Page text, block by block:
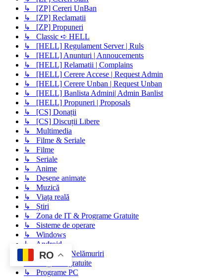
↳ [ZP] Cereri UnBan
↳ [ZP] Reclamatii
↳ [ZP] Propuneri
↳ Classic ➪ HELL
↳ [HELL] Regulament Server | Ruls
↳ [HELL] Anunturi | Annoucements
↳ [HELL] Relamatii | Complains
↳ [HELL] Cerere Accese | Request Admin
↳ [HELL] Cerere Unban | Request Unban
↳ [HELL] Banlista Admini| Admin Banlist
↳ [HELL] Propuneri | Proposals
↳ [CS] Donații
↳ [CS] Discuții Libere
↳ Multimedia
↳ Filme & Seriale
↳ Filme
↳ Seriale
↳ Anime
↳ Desene animate
↳ Muzică
↳ Viața reală
↳ Știri
↳ Zona de IT & Programe Gratuite
↳ Sisteme de operare
↳ Windows
↳ Android
↳ Discuții & Nelămuriri
↳ Programe gratuite
↳ Programe PC
RO